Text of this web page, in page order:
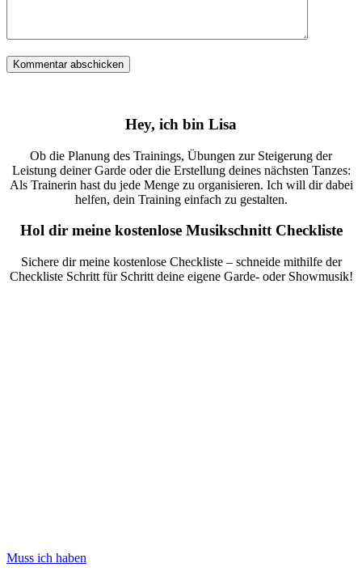
Hey, ich bin Lisa
Ob die Planung des Trainings, Übungen zur Steigerung der
Leistung deiner Garde oder die Erstellung deines nächsten Tanzes:
Als Trainerin hast du jede Menge zu organisieren. Ich will dir dabei
helfen, dein Training einfach zu gestalten.
Hol dir meine kostenlose Musikschnitt Checkliste
Sichere dir meine kostenlose Checkliste – schneide mithilfe der
Checkliste Schritt für Schritt deine eigene Garde- oder Showmusik!
Muss ich haben